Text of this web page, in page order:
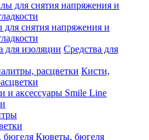
снятия напряжения и
Средства для
Кисти,
и аксессуары Smile Line
Кюветы, бюгеля